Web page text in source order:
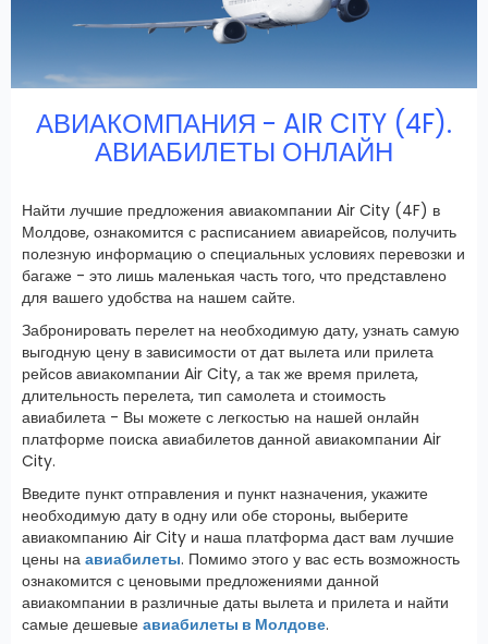
АВИАКОМПАНИЯ - AIR CITY (4F).
АВИАБИЛЕТЫ ОНЛАЙН
Найти лучшие предложения авиакомпании Air City (4F) в
Молдове, ознакомится с расписанием авиарейсов, получить
полезную информацию о специальных условиях перевозки и
багаже - это лишь маленькая часть того, что представлено
для вашего удобства на нашем сайте.
Забронировать перелет на необходимую дату, узнать самую
выгодную цену в зависимости от дат вылета или прилета
рейсов авиакомпании Air City, а так же время прилета,
длительность перелета, тип самолета и стоимость
авиабилета - Вы можете с легкостью на нашей онлайн
платформе поиска авиабилетов данной авиакомпании Air
City.
Введите пункт отправления и пункт назначения, укажите
необходимую дату в одну или обе стороны, выберите
авиакомпанию Air City и наша платформа даст вам лучшие
цены на авиабилеты. Помимо этого у вас есть возможность
ознакомится с ценовыми предложениями данной
авиакомпании в различные даты вылета и прилета и найти
самые дешевые авиабилеты в Молдове.